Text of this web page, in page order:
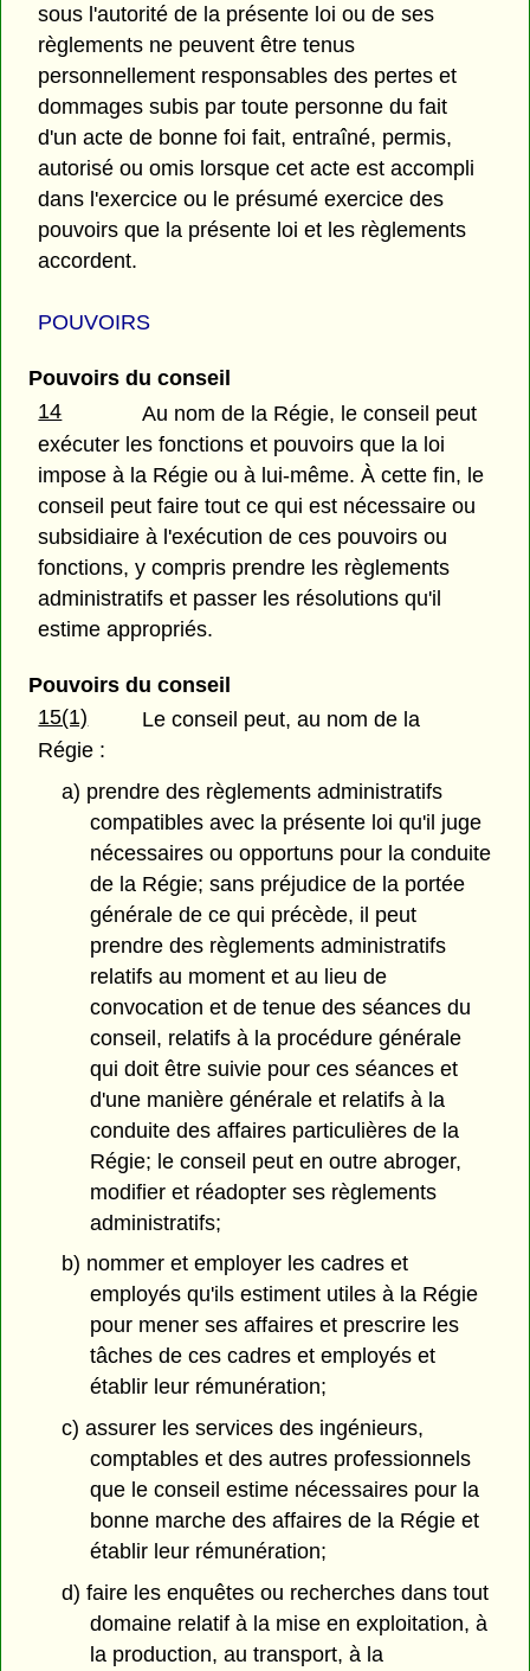
sous l'autorité de la présente loi ou de ses
règlements ne peuvent être tenus
personnellement responsables des pertes et
dommages subis par toute personne du fait
d'un acte de bonne foi fait, entraîné, permis,
autorisé ou omis lorsque cet acte est accompli
dans l'exercice ou le présumé exercice des
pouvoirs que la présente loi et les règlements
accordent.
POUVOIRS
Pouvoirs du conseil
14
Au nom de la Régie, le conseil peut
exécuter les fonctions et pouvoirs que la loi
impose à la Régie ou à lui-même. À cette fin, le
conseil peut faire tout ce qui est nécessaire ou
subsidiaire à l'exécution de ces pouvoirs ou
fonctions, y compris prendre les règlements
administratifs et passer les résolutions qu'il
estime appropriés.
Pouvoirs du conseil
15(1)
Le conseil peut, au nom de la
Régie :
a) prendre des règlements administratifs
compatibles avec la présente loi qu'il juge
nécessaires ou opportuns pour la conduite
de la Régie; sans préjudice de la portée
générale de ce qui précède, il peut
prendre des règlements administratifs
relatifs au moment et au lieu de
convocation et de tenue des séances du
conseil, relatifs à la procédure générale
qui doit être suivie pour ces séances et
d'une manière générale et relatifs à la
conduite des affaires particulières de la
Régie; le conseil peut en outre abroger,
modifier et réadopter ses règlements
administratifs;
b) nommer et employer les cadres et
employés qu'ils estiment utiles à la Régie
pour mener ses affaires et prescrire les
tâches de ces cadres et employés et
établir leur rémunération;
c) assurer les services des ingénieurs,
comptables et des autres professionnels
que le conseil estime nécessaires pour la
bonne marche des affaires de la Régie et
établir leur rémunération;
d) faire les enquêtes ou recherches dans tout
domaine relatif à la mise en exploitation, à
la production, au transport, à la